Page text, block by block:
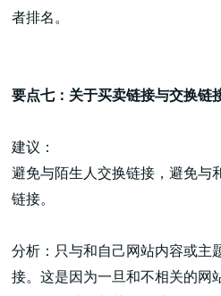
者排名。
要点七：关于买卖链接与交换链
建议：
避免与陌生人交换链接，避免与
链接。
分析：只与和自己网站内容或主
接。这是因为一旦和不相关的网